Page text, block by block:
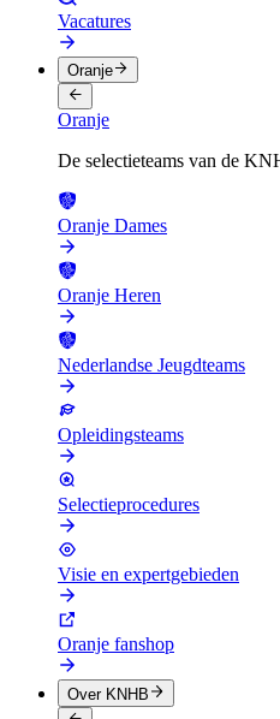
Vacatures
Oranje
Oranje
De selectieteams van de
Oranje Dames
Oranje Heren
Nederlandse Jeugdteams
Opleidingsteams
Selectieprocedures
Visie en expertgebieden
Oranje fanshop
Over KNHB